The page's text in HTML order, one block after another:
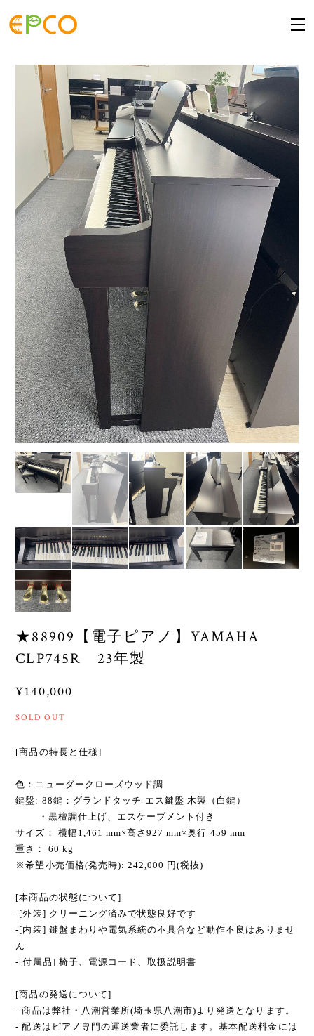
★88909【電子ピアノ】YAMAHA
CLP745R 23年製
¥140,000
SOLD OUT
[商品の特長と仕様]
色：ニューダークローズウッド調
鍵盤: 88鍵：グランドタッチ-エス鍵盤 木製（白鍵）
・黒檀調仕上げ、エスケープメント付き
サイズ： 横幅1,461 mm×高さ927 mm×奥行 459 mm
重さ： 60 kg
※希望小売価格(発売時): 242,000 円(税抜)
[本商品の状態について]
-[外装] クリーニング済みで状態良好です
-[内装] 鍵盤まわりや電気系統の不具合など動作不良はありませ
ん
-[付属品] 椅子、電源コード、取扱説明書
[商品の発送について]
- 商品は弊社・八潮営業所(埼玉県八潮市)より発送となります。
- 配送はピアノ専門の運送業者に委託します。基本配送料金には